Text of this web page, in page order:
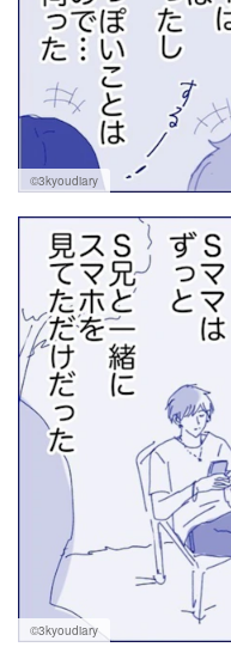
©3kyoudiary
©3kyoudiary